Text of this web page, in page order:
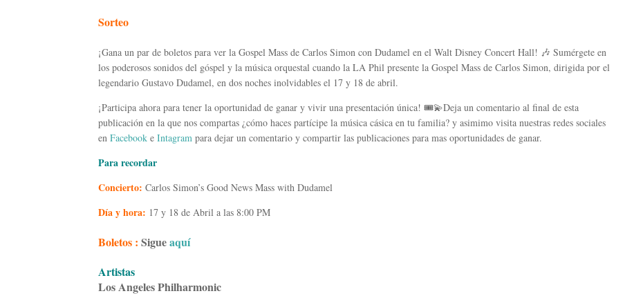
Sorteo
¡Gana un par de boletos para ver la Gospel Mass de Carlos Simon con Dudamel en el Walt Disney Concert Hall! 🎶 Sumérgete en
los poderosos sonidos del góspel y la música orquestal cuando la LA Phil presente la Gospel Mass de Carlos Simon, dirigida por el
legendario Gustavo Dudamel, en dos noches inolvidables el 17 y 18 de abril.
¡Participa ahora para tener la oportunidad de ganar y vivir una presentación única! 🎟️💫Deja un comentario al final de esta
publicación en la que nos compartas ¿cómo haces partícipe la música cásica en tu familia? y asimimo visita nuestras redes sociales
en Facebook e Intagram para dejar un comentario y compartir las publicaciones para mas oportunidades de ganar.
Para recordar
Concierto: Carlos Simon’s Good News Mass with Dudamel
Día y hora: 17 y 18 de Abril a las 8:00 PM
Boletos : Sigueaquí
Artistas
Los Angeles Philharmonic